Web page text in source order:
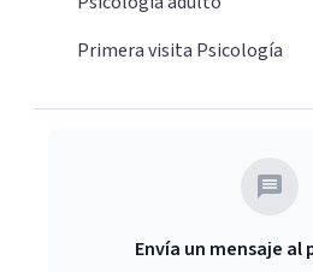
Primera visita Psicología
Envía un mensaje